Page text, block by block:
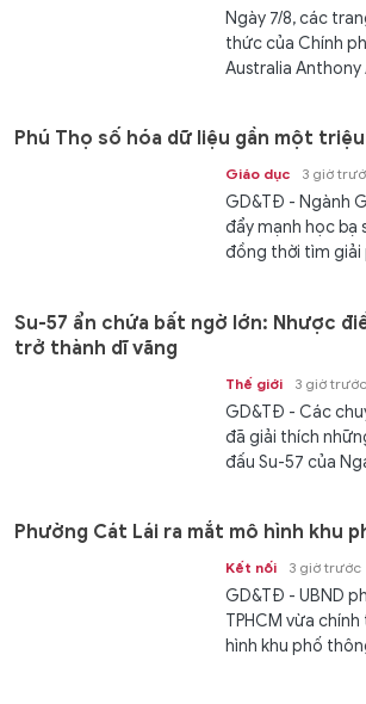
Ngày 7/8, các
thức của Chính
Australia Anthony
của...
Phú Thọ số hóa dữ liệu gần một
Giáo dục 3 giờ
GD&TĐ - Ngành
đẩy mạnh học bạ
đồng thời tìm giải
Su-57 ẩn chứa bất ngờ lớn: Nhược
trở thành dĩ vãng
Thế giới 3 giờ trước
GD&TĐ - Các
đã giải thích
đấu Su-57 của
Phường Cát Lái ra mắt mô hình khu
Kết nối 3 giờ trước
GD&TĐ - UBND
TPHCM vừa
hình khu phố